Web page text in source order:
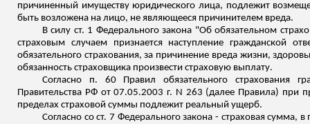
причиненный имуществу юридического лица, подлежит
быть возложена на лицо, не являющееся причинителем вреда.
В силу ст. 1 Федерального закона "Об обязательном
страховым случаем признается наступление гражданской
обязательного страхования, за причинение вреда жизни,
обязанность страховщика произвести страховую выплату.
Согласно п. 60 Правил обязательного страхования
Правительства РФ от 07.05.2003 г. N 263 (далее Правила) при
пределах страховой суммы подлежит реальный ущерб.
Согласно со ст. 7 Федерального закона - страховая сумма,